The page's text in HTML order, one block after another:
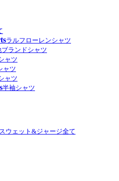
ラルフローレンシャツ
ブランドシャツ
ャツ
ャツ
ャツ
半袖シャツ
スウェット&ジャージ全て